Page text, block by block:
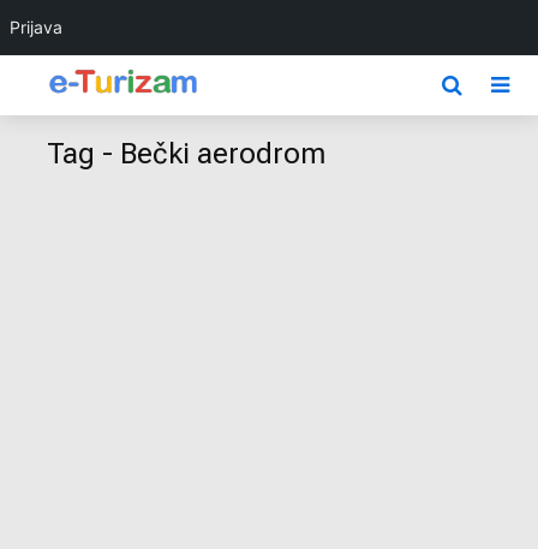
Prijava
Tag - Bečki aerodrom